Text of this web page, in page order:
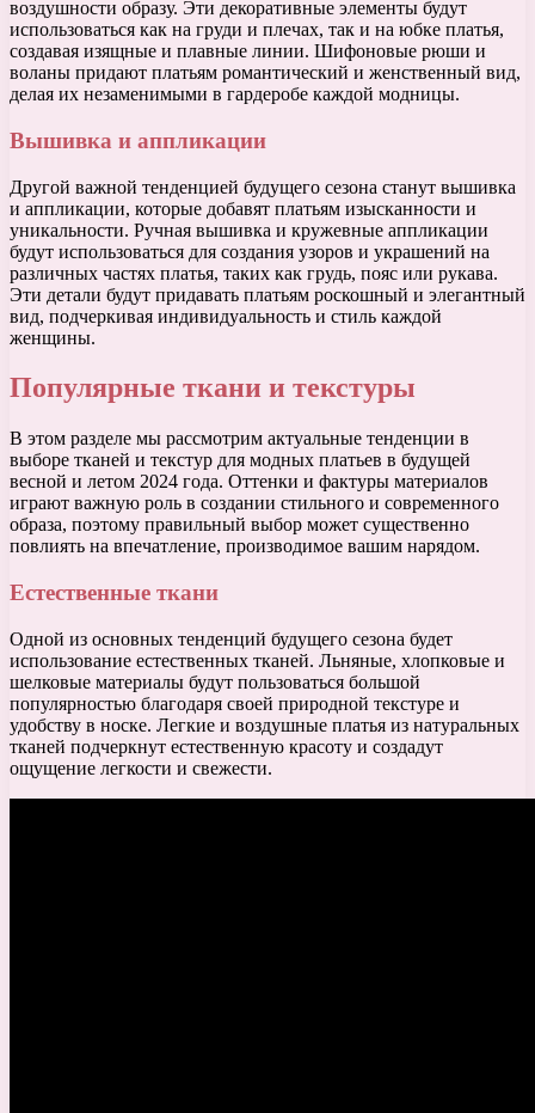
воздушности образу. Эти декоративные элементы будут
использоваться как на груди и плечах, так и на юбке платья,
создавая изящные и плавные линии. Шифоновые рюши и
воланы придают платьям романтический и женственный вид,
делая их незаменимыми в гардеробе каждой модницы.
Вышивка и аппликации
Другой важной тенденцией будущего сезона станут вышивка
и аппликации, которые добавят платьям изысканности и
уникальности. Ручная вышивка и кружевные аппликации
будут использоваться для создания узоров и украшений на
различных частях платья, таких как грудь, пояс или рукава.
Эти детали будут придавать платьям роскошный и элегантный
вид, подчеркивая индивидуальность и стиль каждой
женщины.
Популярные ткани и текстуры
В этом разделе мы рассмотрим актуальные тенденции в
выборе тканей и текстур для модных платьев в будущей
весной и летом 2024 года. Оттенки и фактуры материалов
играют важную роль в создании стильного и современного
образа, поэтому правильный выбор может существенно
повлиять на впечатление, производимое вашим нарядом.
Естественные ткани
Одной из основных тенденций будущего сезона будет
использование естественных тканей. Льняные, хлопковые и
шелковые материалы будут пользоваться большой
популярностью благодаря своей природной текстуре и
удобству в носке. Легкие и воздушные платья из натуральных
тканей подчеркнут естественную красоту и создадут
ощущение легкости и свежести.